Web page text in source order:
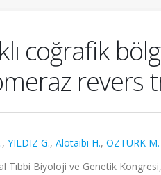
coğrafik
revers
, YILDIZ G., Alotaibi H., ÖZTÜRK M.
Tıbbi Biyoloji ve Genetik